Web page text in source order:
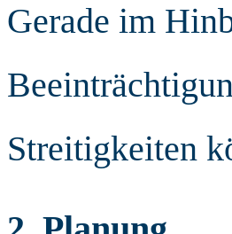
Gerade im
Streitigkeiten